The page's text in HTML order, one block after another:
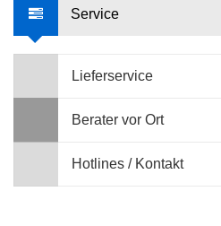
Service
Lieferservice
Berater vor Ort
Hotlines / Kontakt